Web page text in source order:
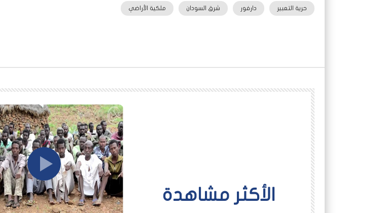
حرية التعبير دارفور شرق السودان ملكية الأراضي
اﻷكثر مشاهدة